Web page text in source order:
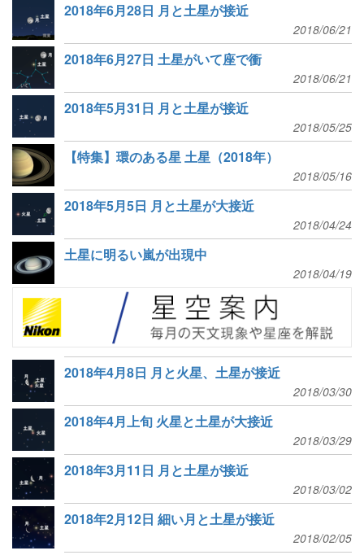
2018年6月28日 月と土星が接近
2018/06/21
2018年6月27日 土星がいて座で衝
2018/06/21
2018年5月31日 月と土星が接近
2018/05/25
【特集】環のある星 土星（2018年）
2018/05/16
2018年5月5日 月と土星が大接近
2018/04/24
土星に明るい嵐が出現中
2018/04/19
2018年4月8日 月と火星、土星が接近
2018/03/30
2018年4月上旬 火星と土星が大接近
2018/03/29
2018年3月11日 月と土星が接近
2018/03/02
2018年2月12日 細い月と土星が接近
2018/02/05